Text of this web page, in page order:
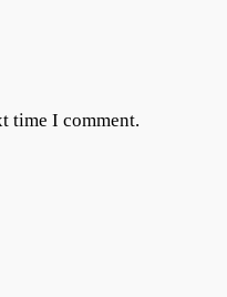
time I comment.